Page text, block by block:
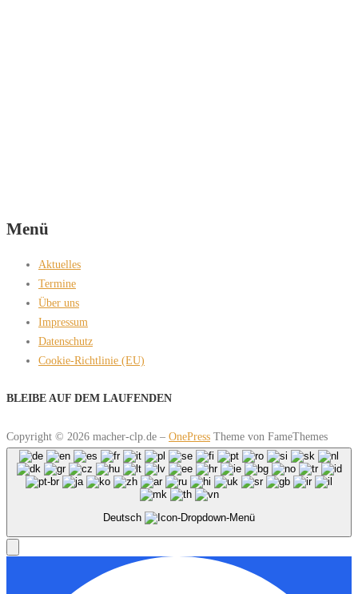
Menü
Aktuelles
Termine
Über uns
Impressum
Datenschutz
Cookie-Richtlinie (EU)
BLEIBE AUF DEM LAUFENDEN
Copyright © 2026 macher-clp.de – OnePress Theme von FameThemes
Deutsch